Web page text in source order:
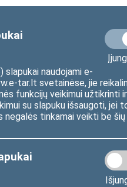
slapukai naudojami e-
tar.lt svetainėse, jie
funkcijų veikimui užtikrinti ir
su slapuku išsaugoti, jei
negalės tinkamai veikti be šių
Sudėtis
vyksta
>Seime vyksta